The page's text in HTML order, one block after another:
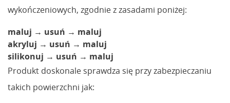
wykończeniowych, zgodnie z zasadami poniżej:
maluj → usuń → maluj
akryluj → usuń → maluj
silikonuj → usuń → maluj
Produkt doskonale sprawdza się przy zabezpieczaniu
takich powierzchni jak: